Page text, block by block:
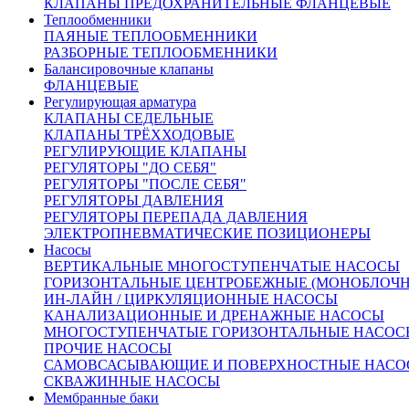
Теплообменники
ПАЯНЫЕ ТЕПЛООБМЕННИКИ
РАЗБОРНЫЕ ТЕПЛООБМЕННИКИ
Балансировочные клапаны
ФЛАНЦЕВЫЕ
Регулирующая арматура
КЛАПАНЫ СЕДЕЛЬНЫЕ
КЛАПАНЫ ТРЁХХОДОВЫЕ
РЕГУЛИРУЮЩИЕ КЛАПАНЫ
РЕГУЛЯТОРЫ "ДО СЕБЯ"
РЕГУЛЯТОРЫ "ПОСЛЕ СЕБЯ"
РЕГУЛЯТОРЫ ДАВЛЕНИЯ
РЕГУЛЯТОРЫ ПЕРЕПАДА ДАВЛЕНИЯ
ЭЛЕКТРОПНЕВМАТИЧЕСКИЕ ПОЗИЦИОНЕРЫ
Насосы
ВЕРТИКАЛЬНЫЕ МНОГОСТУПЕНЧАТЫЕ НАСОСЫ
ГОРИЗОНТАЛЬНЫЕ ЦЕНТРОБЕЖНЫЕ
ИН-ЛАЙН / ЦИРКУЛЯЦИОННЫЕ НАСОСЫ
КАНАЛИЗАЦИОННЫЕ И ДРЕНАЖНЫЕ НАСОСЫ
МНОГОСТУПЕНЧАТЫЕ ГОРИЗОНТАЛЬНЫЕ
ПРОЧИЕ НАСОСЫ
САМОВСАСЫВАЮЩИЕ И ПОВЕРХНОСТНЫЕ
СКВАЖИННЫЕ НАСОСЫ
Мембранные баки
От 130 577 руб.
(цена с НДС)
Запросить счёт Купить в 1 клик
Другие диаметры:
74321.00Ду2075499.00Ду2579127.00
90853.00Ду50122165.00Ду65
Ду100141662.00Ду125175426.00Ду1503055890.00
409874.00Ду250359687.00Ду300433664.00
Характеристики
Доставка и оплата:
Похожие товары:
Описание
Клапан запорно-регулирующий КЗР 25ч945п Ду80 Ру16
Regada применяется на центральных и индивидуальных